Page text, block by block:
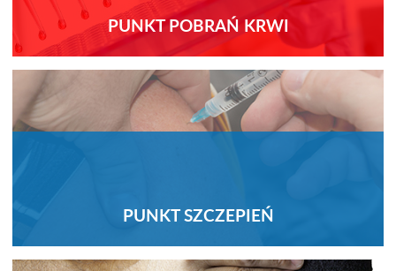
PUNKT POBRAŃ KRWI
PUNKT SZCZEPIEŃ